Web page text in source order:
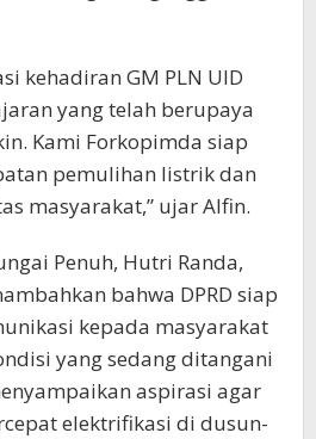
kehadiran GM PLN UID
yang telah berupaya
Kami Forkopimda siap
pemulihan listrik dan
masyarakat,” ujar Alfin.
Penuh, Hutri Randa,
bahwa DPRD siap
kepada masyarakat
yang sedang ditangani
aspirasi agar
elektrifikasi di dusun-